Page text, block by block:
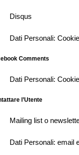
Disqus
Dati Personali:
Comments
Dati Personali:
l’Utente
Mailing list o
Dati Personali: email